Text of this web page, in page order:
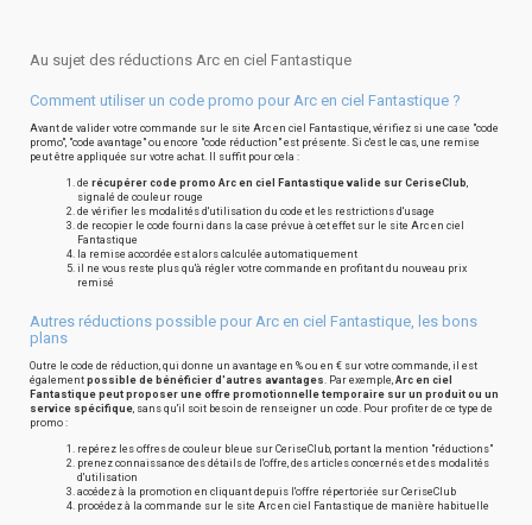
Au sujet des réductions Arc en ciel Fantastique
Comment utiliser un code promo pour Arc en ciel Fantastique ?
Avant de valider votre commande sur le site Arc en ciel Fantastique, vérifiez si une case "code
promo", "code avantage" ou encore "code réduction" est présente. Si c'est le cas, une remise
peut être appliquée sur votre achat. Il suffit pour cela :
de récupérer code promo Arc en ciel Fantastique valide sur CeriseClub,
signalé de couleur rouge
de vérifier les modalités d'utilisation du code et les restrictions d'usage
de recopier le code fourni dans la case prévue à cet effet sur le site Arc en ciel
Fantastique
la remise accordée est alors calculée automatiquement
il ne vous reste plus qu'à régler votre commande en profitant du nouveau prix
remisé
Autres réductions possible pour Arc en ciel Fantastique, les bons
plans
Outre le code de réduction, qui donne un avantage en % ou en € sur votre commande, il est
également possible de bénéficier d'autres avantages. Par exemple, Arc en ciel
Fantastique peut proposer une offre promotionnelle temporaire sur un produit ou un
service spécifique, sans qu'il soit besoin de renseigner un code. Pour profiter de ce type de
promo :
repérez les offres de couleur bleue sur CeriseClub, portant la mention "réductions"
prenez connaissance des détails de l'offre, des articles concernés et des modalités
d'utilisation
accédez à la promotion en cliquant depuis l'offre répertoriée sur CeriseClub
procédez à la commande sur le site Arc en ciel Fantastique de manière habituelle